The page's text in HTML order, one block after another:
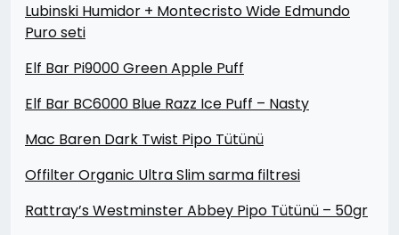
Lubinski Humidor + Montecristo Wide Edmundo
Puro seti
Elf Bar Pi9000 Green Apple Puff
Elf Bar BC6000 Blue Razz Ice Puff – Nasty
Mac Baren Dark Twist Pipo Tütünü
Offilter Organic Ultra Slim sarma filtresi
Rattray’s Westminster Abbey Pipo Tütünü – 50gr